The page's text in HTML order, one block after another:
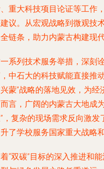
重大科技项目论证等工作
议。从宏观战略到微观技
链条，助力内蒙古构建现
系列技术服务举措，深刻
中石大的科技赋能直接推
蒙”战略的落地见效，为
言，广阔的内蒙古大地成
，复杂的现场需求反向激
了学校服务国家重大战略
“双碳”目标的深入推进和